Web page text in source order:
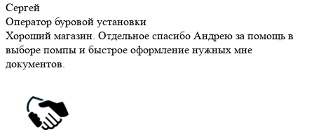
Сергей
Оператор буровой установки
Хороший магазин. Отдельное спасибо Андрею за помощь в
выборе помпы и быстрое оформление нужных мне
документов.